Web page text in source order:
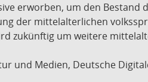
erworben, um den
der mittelalterlichen
zukünftig um weitere
und Medien, Deutsche